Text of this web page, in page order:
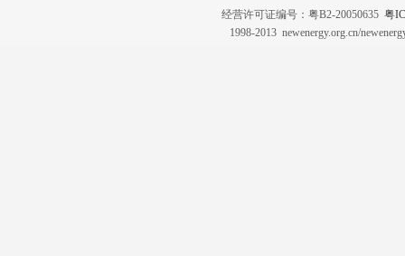
经营许可证编号：粤B2-20050635 粤
1998-2013 newenergy.org.cn/